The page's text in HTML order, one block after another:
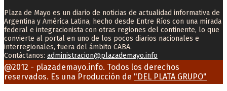
Plaza de Mayo es un diario de noticias de actualidad informativa de
Argentina y América Latina, hecho desde Entre Ríos con una mirada
federal e integracionista con otras regiones del continente, lo que
convierte al portal en uno de los pocos diarios nacionales e
interregionales, fuera del ámbito CABA.
Contáctanos: administracion@plazademayo.info
Facebook
Twitter
Instagram
Youtube
Email
@2012 - plazademayo.info. Todos los derechos
reservados. Es una Producción de "DEL PLATA GRUPO"